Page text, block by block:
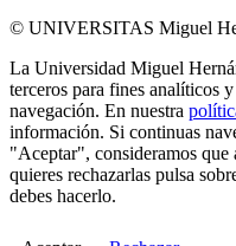
© UNIVERSITAS Miguel
La Universidad Miguel
terceros para fines analíticos
navegación. En nuestra
información. Si continuas
"Aceptar", consideramos que
quieres rechazarlas pulsa
debes hacerlo.